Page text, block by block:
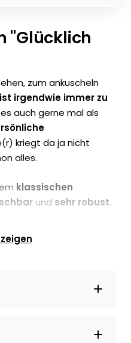
"Glücklich
zum ankuscheln
irgendwie immer zu
auch gerne mal als
kriegt da ja nicht
alles.
klassischen
und sehr robust.
eine wundervolle
einem Naturweiss
, optimal wenn ihr es
und natürlich